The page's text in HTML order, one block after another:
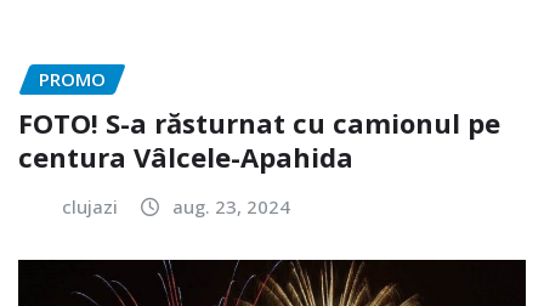
PROMO
FOTO! S-a răsturnat cu camionul pe
centura Vâlcele-Apahida
clujazi aug. 23, 2024